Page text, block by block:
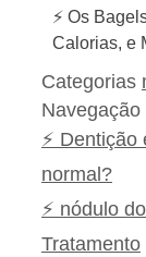
⚡ Os
Calorias, e
Categorias
Navegação
⚡
normal?
⚡ nódulo
Tratamento